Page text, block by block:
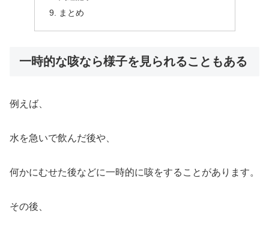
まとめ
一時的な咳なら様子を見られることもある
例えば、
水を急いで飲んだ後や、
何かにむせた後などに一時的に咳をすることがあります。
その後、